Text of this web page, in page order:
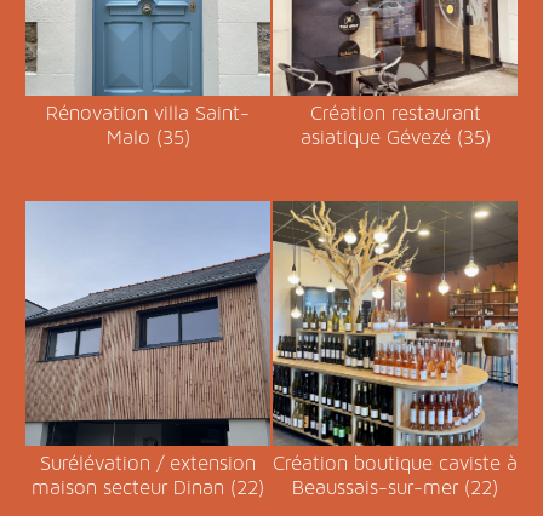
Rénovation villa Saint-
Malo (35)
Création restaurant
asiatique Gévezé (35)
Surélévation / extension
maison secteur Dinan (22)
Création boutique caviste à
Beaussais-sur-mer (22)